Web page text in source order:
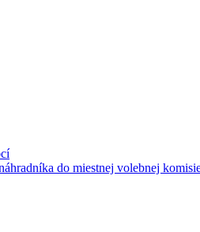
do miestnej volebnej